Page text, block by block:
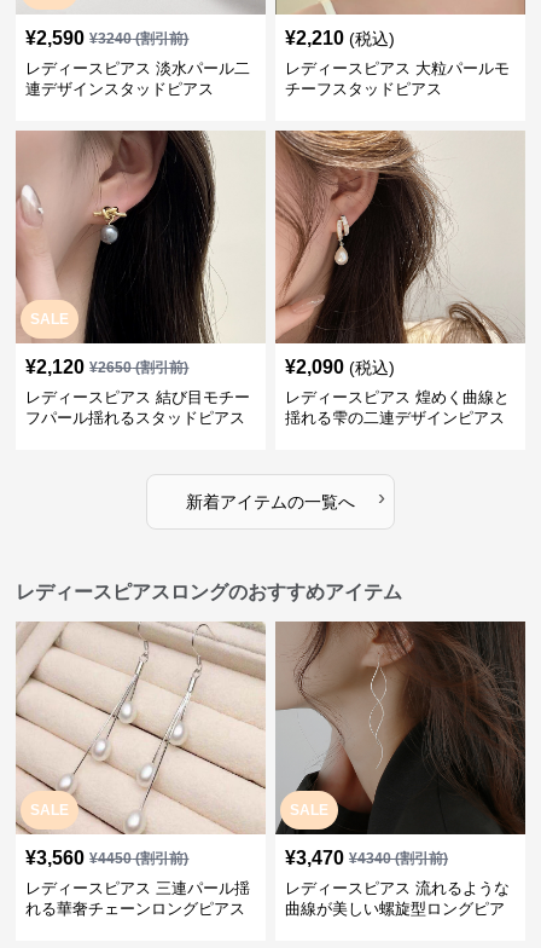
¥2,590 ¥3240(割引前)
レディースピアス 淡水パール二
連デザインスタッドピアス
¥2,210 (税込)
レディースピアス 大粒パールモ
チーフスタッドピアス
SALE
¥2,120 ¥2650(割引前)
レディースピアス 結び目モチー
フパール揺れるスタッドピアス
¥2,090 (税込)
レディースピアス 煌めく曲線と
揺れる雫の二連デザインピアス
新着アイテムの一覧へ ›
レディースピアスロングのおすすめアイテム
SALE
¥3,560 ¥4450(割引前)
レディースピアス 三連パール揺
れる華奢チェーンロングピアス
SALE
¥3,470 ¥4340(割引前)
レディースピアス 流れるような
曲線が美しい螺旋型ロングピア